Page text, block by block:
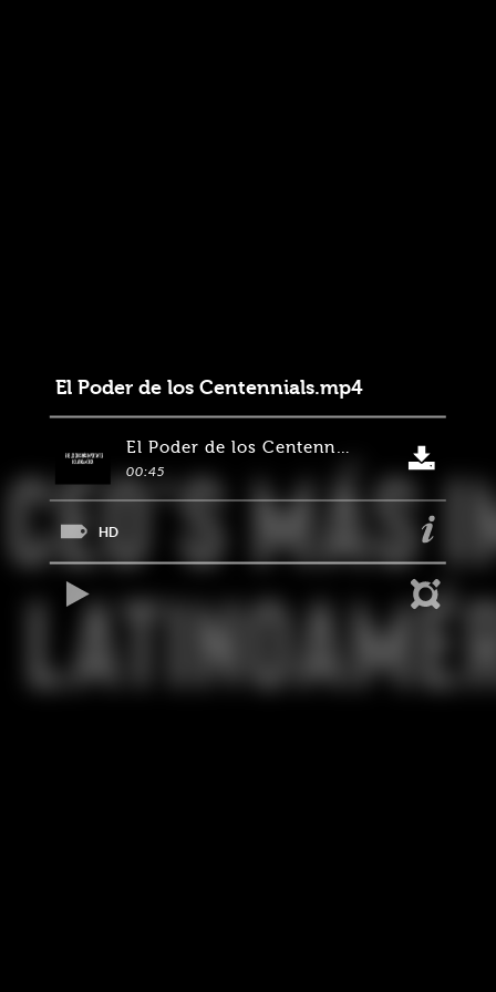
El Poder de los Centennials.mp4
El Poder de los Centennials.mp4
00:45
HD
REPRODUCIR